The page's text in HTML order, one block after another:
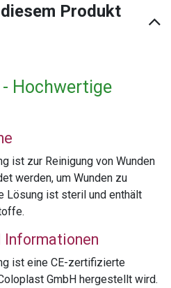
Produkt
Hochwertige
ist zur Reinigung von Wunden
werden, um Wunden zu
Lösung ist steril und enthält
Informationen
ist eine CE-zertifizierte
GmbH hergestellt wird.